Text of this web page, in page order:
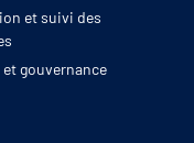
et suivi des
gouvernance